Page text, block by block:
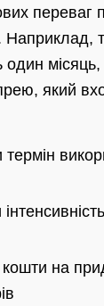
переваг
Наприклад,
один
який
на